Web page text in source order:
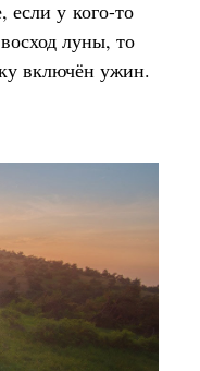
если у кого-то
луны, то
включён ужин.